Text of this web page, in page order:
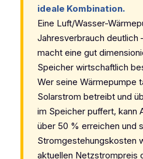
ideale Kombination.
Eine Luft/Wasser-
Jahresverbrauch deutlich
macht eine gut
Speicher wirtschaftlich
Wer seine Wärmepumpe
Solarstrom betreibt und
im Speicher puffert, kann
über 50 % erreichen und
Stromgestehungskosten
aktuellen Netzstrompreis